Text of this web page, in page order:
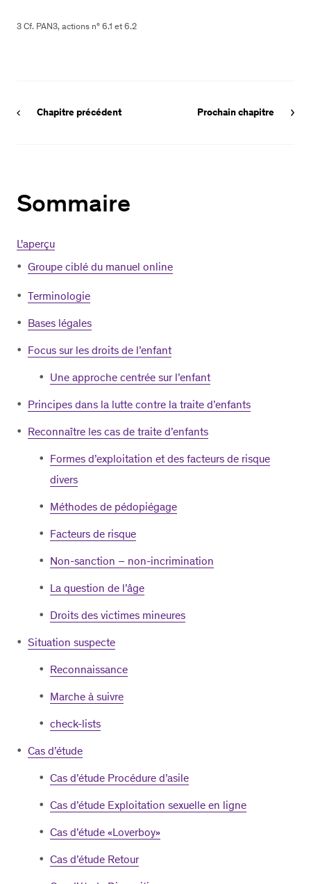
3 Cf. PAN3, actions n° 6.1 et 6.2
Chapitre précédent Prochain chapitre
Sommaire
L'aperçu
Groupe ciblé du manuel online
Terminologie
Bases légales
Focus sur les droits de l’enfant
Une approche centrée sur l’enfant
Principes dans la lutte contre la traite d’enfants
Reconnaître les cas de traite d’enfants
Formes d’exploitation et des facteurs de risque
divers
Méthodes de pédopiégage
Facteurs de risque
Non-sanction – non-incrimination
La question de l’âge
Droits des victimes mineures
Situation suspecte
Reconnaissance
Marche à suivre
check-lists
Cas d’étude
Cas d’étude Procédure d’asile
Cas d’étude Exploitation sexuelle en ligne
Cas d’étude «Loverboy»
Cas d’étude Retour